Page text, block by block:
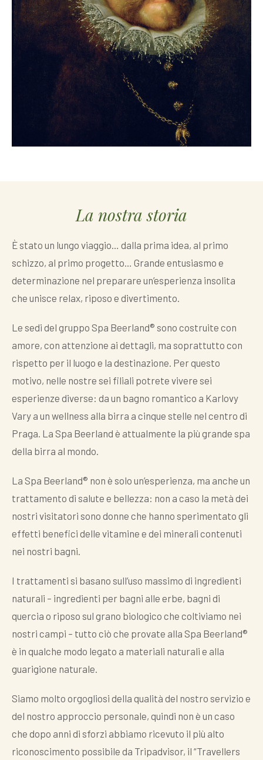
La nostra storia
È stato un lungo viaggio… dalla prima idea, al primo
schizzo, al primo progetto… Grande entusiasmo e
determinazione nel preparare un’esperienza insolita
che unisce relax, riposo e divertimento.
Le sedi del gruppo Spa Beerland® sono costruite con
amore, con attenzione ai dettagli, ma soprattutto con
rispetto per il luogo e la destinazione. Per questo
motivo, nelle nostre sei filiali potrete vivere sei
esperienze diverse: da un bagno romantico a Karlovy
Vary a un wellness alla birra a cinque stelle nel centro di
Praga. La Spa Beerland è attualmente la più grande spa
della birra al mondo.
La Spa Beerland® non è solo un’esperienza, ma anche un
trattamento di salute e bellezza: non a caso la metà dei
nostri visitatori sono donne che hanno sperimentato gli
effetti benefici delle vitamine e dei minerali contenuti
nei nostri bagni.
I trattamenti si basano sull’uso massimo di ingredienti
naturali – ingredienti per bagni alle erbe, bagni di
quercia o riposo sul grano biologico che coltiviamo nei
nostri campi – tutto ciò che provate alla Spa Beerland®
è in qualche modo legato a materiali naturali e alla
guarigione naturale.
Siamo molto orgogliosi della qualità del nostro servizio e
del nostro approccio personale, quindi non è un caso
che dopo anni di sforzi abbiamo ricevuto il più alto
riconoscimento possibile da Tripadvisor, il “Travellers